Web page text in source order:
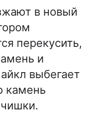
в новый
перекусить,
и
выбегает
камень